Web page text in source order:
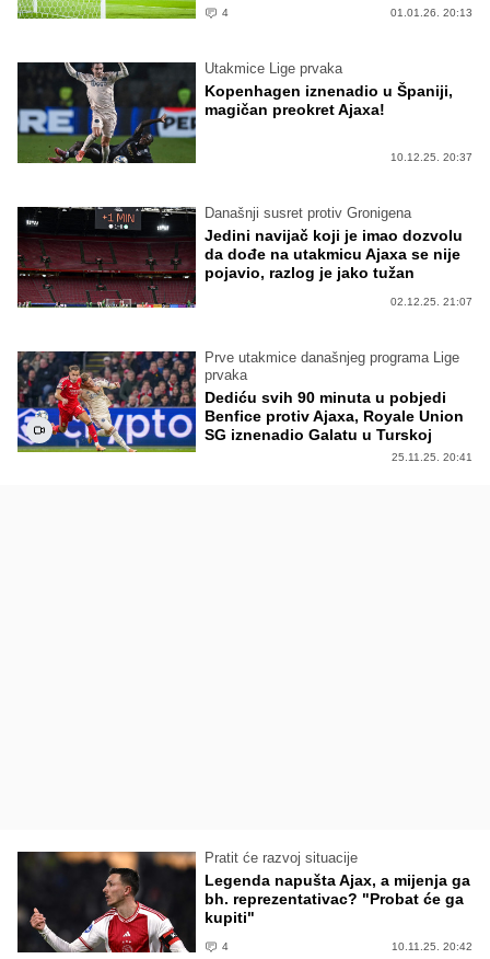
4 01.01.26. 20:13
Utakmice Lige prvaka
Kopenhagen iznenadio u Španiji,
magičan preokret Ajaxa!
10.12.25. 20:37
Današnji susret protiv Gronigena
Jedini navijač koji je imao dozvolu
da dođe na utakmicu Ajaxa se nije
pojavio, razlog je jako tužan
02.12.25. 21:07
Prve utakmice današnjeg programa Lige
prvaka
Dediću svih 90 minuta u pobjedi
Benfice protiv Ajaxa, Royale Union
SG iznenadio Galatu u Turskoj
25.11.25. 20:41
Pratit će razvoj situacije
Legenda napušta Ajax, a mijenja ga
bh. reprezentativac? "Probat će ga
kupiti"
4 10.11.25. 20:42